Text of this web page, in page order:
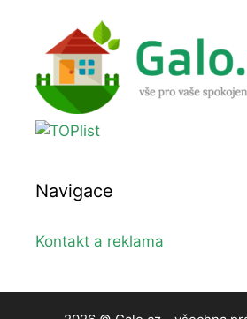
Navigace
Kontakt a reklama